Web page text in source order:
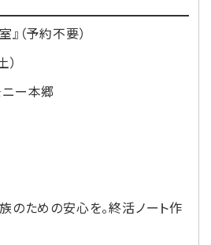
（予約不要）
ー本郷
のための安心を。終活ノート作